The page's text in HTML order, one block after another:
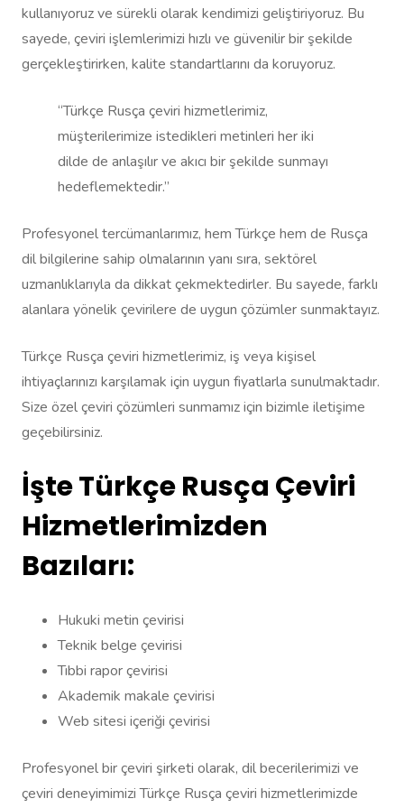
kullanıyoruz ve sürekli olarak kendimizi geliştiriyoruz. Bu
sayede, çeviri işlemlerimizi hızlı ve güvenilir bir şekilde
gerçekleştirirken, kalite standartlarını da koruyoruz.
“Türkçe Rusça çeviri hizmetlerimiz,
müşterilerimize istedikleri metinleri her iki
dilde de anlaşılır ve akıcı bir şekilde sunmayı
hedeflemektedir.”
Profesyonel tercümanlarımız, hem Türkçe hem de Rusça
dil bilgilerine sahip olmalarının yanı sıra, sektörel
uzmanlıklarıyla da dikkat çekmektedirler. Bu sayede, farklı
alanlara yönelik çevirilere de uygun çözümler sunmaktayız.
Türkçe Rusça çeviri hizmetlerimiz, iş veya kişisel
ihtiyaçlarınızı karşılamak için uygun fiyatlarla sunulmaktadır.
Size özel çeviri çözümleri sunmamız için bizimle iletişime
geçebilirsiniz.
İşte Türkçe Rusça Çeviri
Hizmetlerimizden
Bazıları:
Hukuki metin çevirisi
Teknik belge çevirisi
Tıbbi rapor çevirisi
Akademik makale çevirisi
Web sitesi içeriği çevirisi
Profesyonel bir çeviri şirketi olarak, dil becerilerimizi ve
çeviri deneyimimizi Türkçe Rusça çeviri hizmetlerimizde